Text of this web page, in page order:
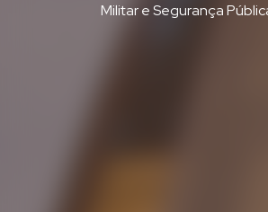
Militar e Segurança